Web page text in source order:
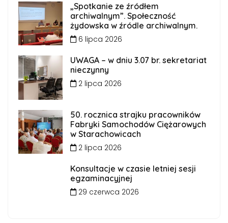
„Spotkanie ze źródłem
archiwalnym”. Społeczność
żydowska w źródle archiwalnym.
6 lipca 2026
UWAGA – w dniu 3.07 br. sekretariat
nieczynny
2 lipca 2026
50. rocznica strajku pracowników
Fabryki Samochodów Ciężarowych
w Starachowicach
2 lipca 2026
Konsultacje w czasie letniej sesji
egzaminacyjnej
29 czerwca 2026